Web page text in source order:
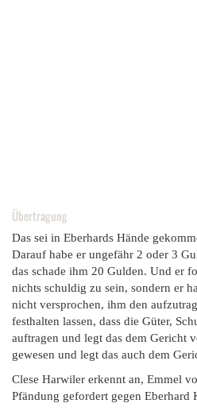
Übertragung
Das sei in Eberhards Hände
Darauf habe er ungefähr 2 oder 3
das schade ihm 20 Gulden. Und er
nichts schuldig zu sein, sondern er
nicht versprochen, ihm den
festhalten lassen, dass die Güter,
auftragen und legt das dem Gericht
gewesen und legt das auch dem
Clese Harwiler erkennt an, Emmel
Pfändung gefordert gegen